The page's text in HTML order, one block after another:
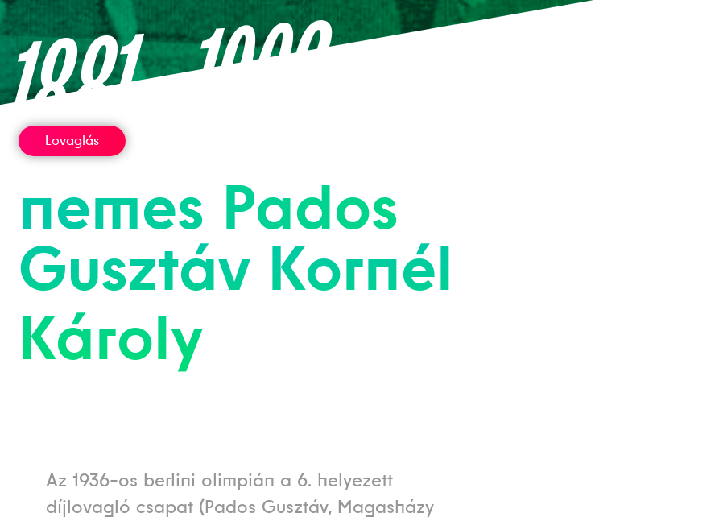
1881—1963
Lovaglás
nemes Pados
Gusztáv Kornél
Károly
Az 1936-os berlini olimpián a 6. helyezett
díjlovagló csapat (Pados Gusztáv, Magasházy